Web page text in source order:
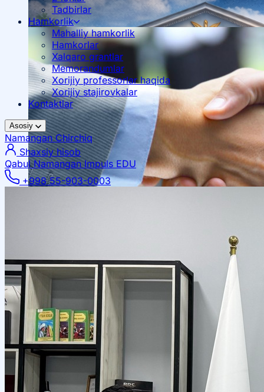
Tadbirlar
Hamkorlik
Mahalliy hamkorlik
Mahalliy hamkorlik
Hamkorlar
Xalqaro grantlar
Memorandumlar
Xorijiy professorlar haqida
Xorijiy stajirovkalar
Kontaktlar
Asosiy
NamanganChirchiq
Shaxsiy hisob
Qabul Namangan Impuls EDU
+998 55-903-0003